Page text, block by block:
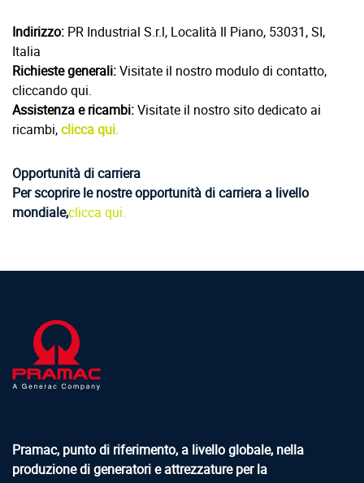
Indirizzo: PR Industrial S.r.l, Località Il Piano, 53031, SI,
Italia
Richieste generali:Visitate il nostro modulo di contatto,
cliccando qui.
Assistenza e ricambi:Visitate il nostro sito dedicato ai
ricambi,clicca qui.
Opportunità di carriera
Per scoprire le nostre opportunità di carriera a livello
mondiale,clicca qui.
Pramac, punto di riferimento, a livello globale, nella
produzione di generatori e attrezzature per la